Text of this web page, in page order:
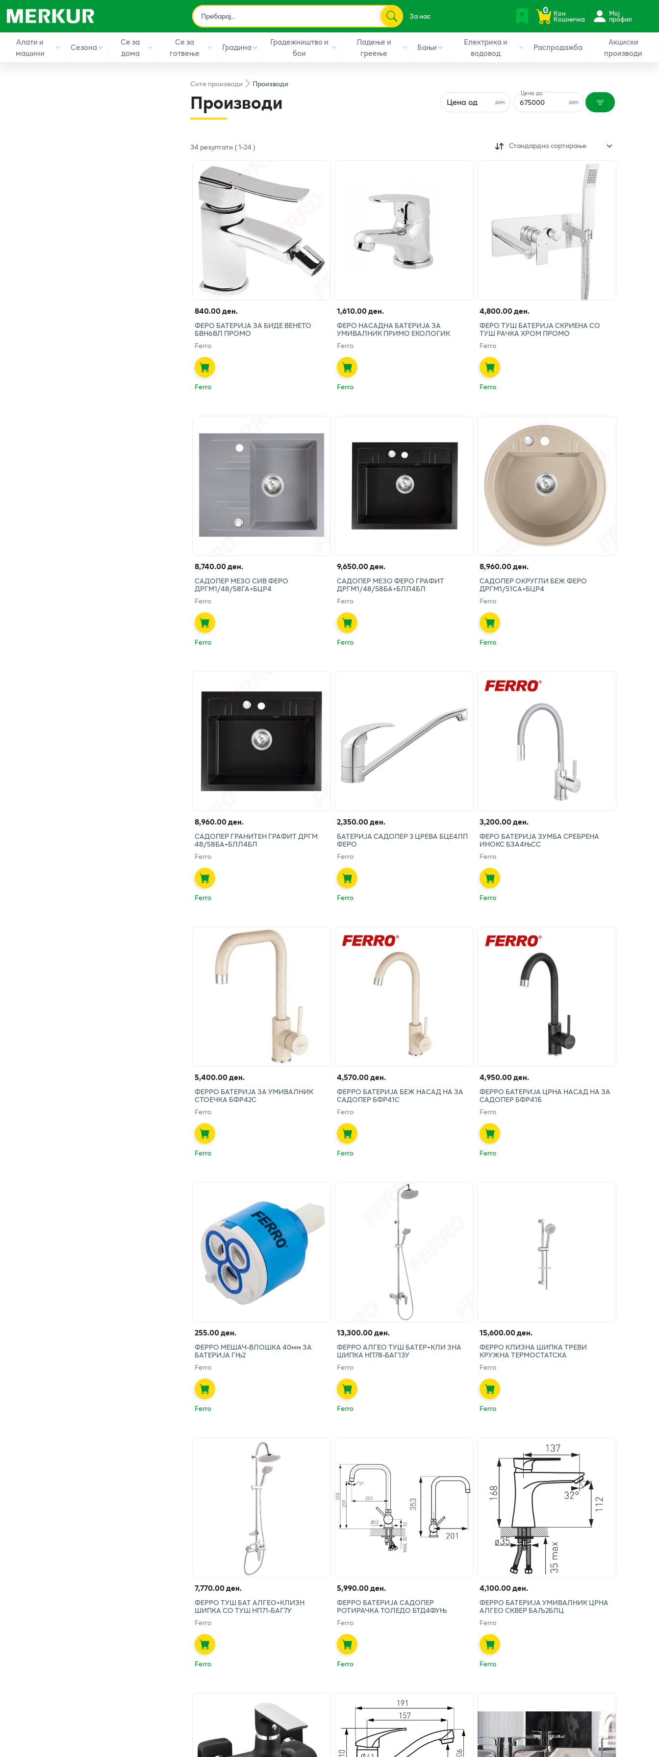
За нас 0 Кон
Кошничка
Мој
профил
Алати и
машини
Сезона
Се за
дома
Се за
готвење
Градина
Градежништво и
бои
Ладење и
греење
Бањи
Електрика и
водовод
Распродажба
Акциски
производи
Ситепроизводи Производи
Производи ден.
Цена од ден.
Цена до
34резултати (1-24) Стандардно сортирање
840.00 ден.
ФЕРО БАТЕРИЈА ЗА БИДЕ ВЕНЕТО
БВН6ВЛ ПРОМО
Ferro
Ferro
1,610.00 ден.
ФЕРО НАСАДНА БАТЕРИЈА ЗА
УМИВАЛНИК ПРИМО ЕКОЛОГИК
Ferro
Ferro
4,800.00 ден.
ФЕРО ТУШ БАТЕРИЈА СКРИЕНА СО
ТУШ РАЧКА ХРОМ ПРОМО
Ferro
Ferro
8,740.00 ден.
САДОПЕР МЕЗО СИВ ФЕРО
ДРГМ1/48/58ГА+БЦР4
Ferro
Ferro
9,650.00 ден.
САДОПЕР МЕЗО ФЕРО ГРАФИТ
ДРГМ1/48/58БА+БЛЛ4БЛ
Ferro
Ferro
8,960.00 ден.
САДОПЕР ОКРУГЛИ БЕЖ ФЕРО
ДРГМ1/51СА+БЦР4
Ferro
Ferro
8,960.00 ден.
САДОПЕР ГРАНИТЕН ГРАФИТ ДРГМ
48/58БА+БЛЛ4БЛ
Ferro
Ferro
2,350.00 ден.
БАТЕРИЈА САДОПЕР 3 ЦРЕВА БЦЕ4ЛП
ФЕРО
Ferro
Ferro
3,200.00 ден.
ФЕРО БАТЕРИЈА ЗУМБА СРЕБРЕНА
ИНОКС БЗА4ЊСС
Ferro
Ferro
5,400.00 ден.
ФЕРРО БАТЕРИЈА ЗА УМИВАЛНИК
СТОЕЧКА БФР42С
Ferro
Ferro
4,570.00 ден.
ФЕРРО БАТЕРИЈА БЕЖ НАСАД НА ЗА
САДОПЕР БФР41С
Ferro
Ferro
4,950.00 ден.
ФЕРРО БАТЕРИЈА ЦРНА НАСАД НА ЗА
САДОПЕР БФР41Б
Ferro
Ferro
255.00 ден.
ФЕРРО МЕШАЧ-ВЛОШКА 40мм ЗА
БАТЕРИЈА ГЊ2
Ferro
Ferro
13,300.00 ден.
ФЕРРО АЛГЕО ТУШ БАТЕР+КЛИ ЗНА
ШИПКА НП78-БАГ13У
Ferro
Ferro
15,600.00 ден.
ФЕРРО КЛИЗНА ШИПКА ТРЕВИ
КРУЖНА ТЕРМОСТАТСКА
Ferro
Ferro
7,770.00 ден.
ФЕРРО ТУШ БАТ АЛГЕО+КЛИЗН
ШИПКА СО ТУШ НП71-БАГ7У
Ferro
Ferro
5,990.00 ден.
ФЕРРО БАТЕРИЈА САДОПЕР
РОТИРАЧКА ТОЛЕДО БТД4ФУЊ
Ferro
Ferro
4,100.00 ден.
ФЕРРО БАТЕРИЈА УМИВАЛНИК ЦРНА
АЛГЕО СКВЕР БАЉ2БЛЦ
Ferro
Ferro